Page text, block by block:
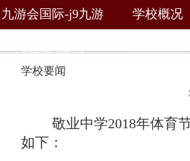
九游会国际-j9九游 学校概况
学校要闻
敬业中学2018年体育
如下：